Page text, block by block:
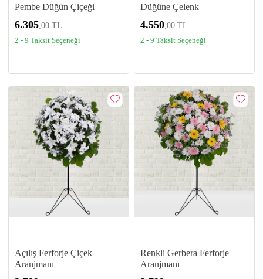
Pembe Düğün Çiçeği
6.305,00 TL
2 - 9 Taksit Seçeneği
Düğüne Çelenk
4.550,00 TL
2 - 9 Taksit Seçeneği
Açılış Ferforje Çiçek
Aranjmanı
Renkli Gerbera Ferforje
Aranjmanı